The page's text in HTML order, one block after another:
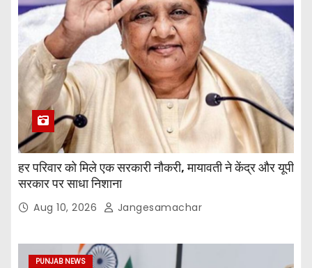
हर परिवार को मिले एक सरकारी नौकरी, मायावती ने केंद्र और यूपी
सरकार पर साधा निशाना
Aug 10, 2026 Jangesamachar
PUNJAB NEWS